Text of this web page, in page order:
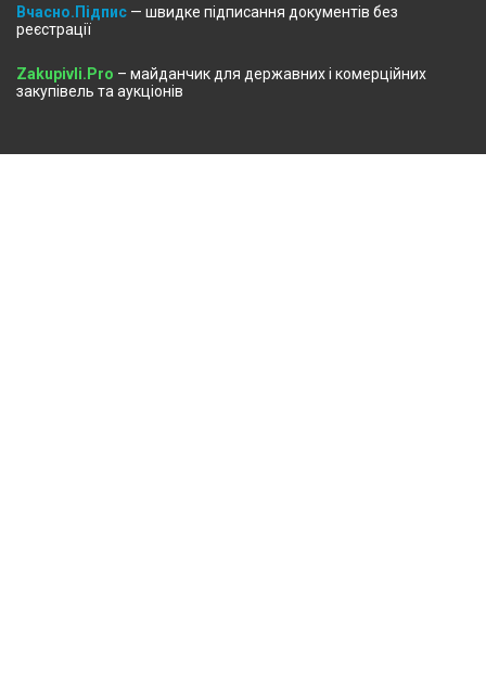
Вчасно.Підпис — швидке підписання документів без
реєстрації
Zakupivli.Pro – майданчик для державних і комерційних
закупівель та аукціонів